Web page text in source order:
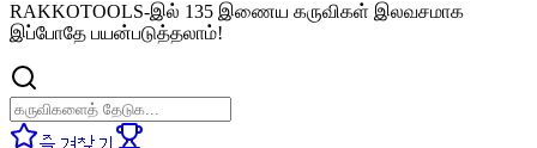
RAKKOTOOLS-இல் 135 இணைய கருவிகள் இலவசமாக
இப்போதே பயன்படுத்தலாம்!
즐겨찾기